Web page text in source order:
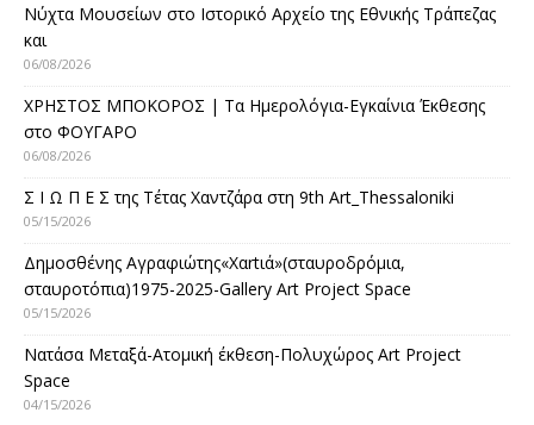
Νύχτα Μουσείων στο Ιστορικό Αρχείο της Εθνικής Τράπεζας
και
06/08/2026
ΧΡΗΣΤΟΣ ΜΠΟΚΟΡΟΣ | Τα Ημερολόγια-Εγκαίνια Έκθεσης
στο ΦΟΥΓΑΡΟ
06/08/2026
Σ Ι Ω Π Ε Σ της Τέτας Χαντζάρα στη 9th Art_Thessaloniki
05/15/2026
Δημοσθένης Αγραφιώτης«Xαrtιά»(σταυροδρόμια,
σταυροτόπια)1975-2025-Gallery Art Project Space
05/15/2026
Νατάσα Μεταξά-Ατομική έκθεση-Πολυχώρος Art Project
Space
04/15/2026